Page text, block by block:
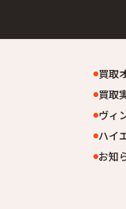
買取
買取
ヴィ
ハイ
お知